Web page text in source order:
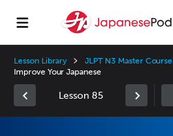
Lesson Library JLPT N3 Master Course
Improve Your Japanese
Lesson 85